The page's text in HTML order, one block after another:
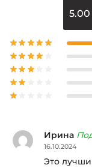
5.00
Ирина
16.10.2024
Это